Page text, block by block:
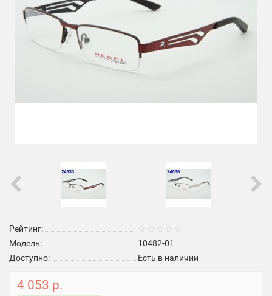
Рейтинг:
Модель:
10482-01
Доступно:
Есть в наличии
4 053 р.